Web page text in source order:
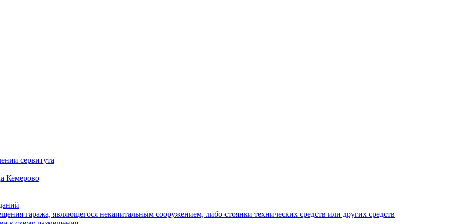
сервитута
Кемерово
гаража, являющегося некапитальным сооружением, либо стоянки технических средств или других средств